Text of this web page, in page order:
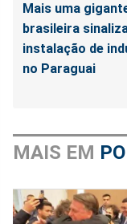
Mais uma
brasileira
instalação de
no Paraguai
MAIS EM